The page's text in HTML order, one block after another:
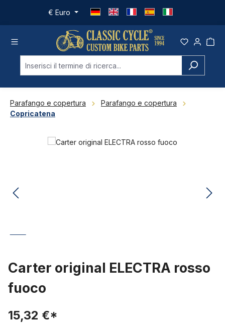
Passa al contenuto principale
€ Euro
Parafango e copertura
Parafango e copertura
Copricatena
Salta la galleria di immagini
Carter original ELECTRA rosso
fuoco
15,32 €*